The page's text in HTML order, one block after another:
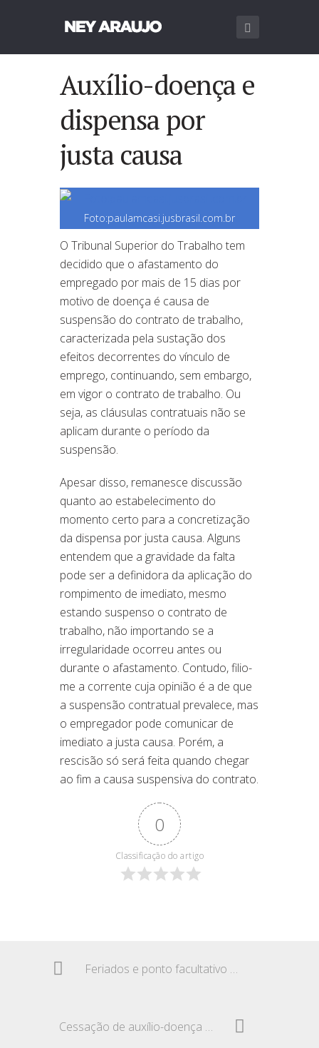
Auxílio-doença e
dispensa por
justa causa
Foto:paulamcasi.jusbrasil.com.br
O Tribunal Superior do Trabalho tem
decidido que o afastamento do
empregado por mais de 15 dias por
motivo de doença é causa de
suspensão do contrato de trabalho,
caracterizada pela sustação dos
efeitos decorrentes do vínculo de
emprego, continuando, sem embargo,
em vigor o contrato de trabalho. Ou
seja, as cláusulas contratuais não se
aplicam durante o período da
suspensão.
Apesar disso, remanesce discussão
quanto ao estabelecimento do
momento certo para a concretização
da dispensa por justa causa. Alguns
entendem que a gravidade da falta
pode ser a definidora da aplicação do
rompimento de imediato, mesmo
estando suspenso o contrato de
trabalho, não importando se a
irregularidade ocorreu antes ou
durante o afastamento. Contudo, filio-
me a corrente cuja opinião é a de que
a suspensão contratual prevalece, mas
o empregador pode comunicar de
imediato a justa causa. Porém, a
rescisão só será feita quando chegar
ao fim a causa suspensiva do contrato.
0
Classificação do artigo
Feriados e ponto facultativo no ano de 2016
Cessação de auxílio-doença e auxílio-acidente